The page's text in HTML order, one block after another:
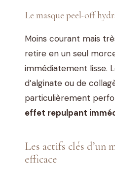
Le masque peel-off
Moins courant mais
retire en un seul
immédiatement lisse.
d’alginate ou de
particulièrement
effet repulpant
Les actifs clés d’un
efficace